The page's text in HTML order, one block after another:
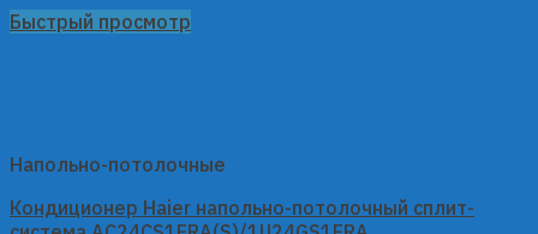
Быстрый просмотр
Напольно-потолочные
Кондиционер Haier напольно-потолочный сплит-